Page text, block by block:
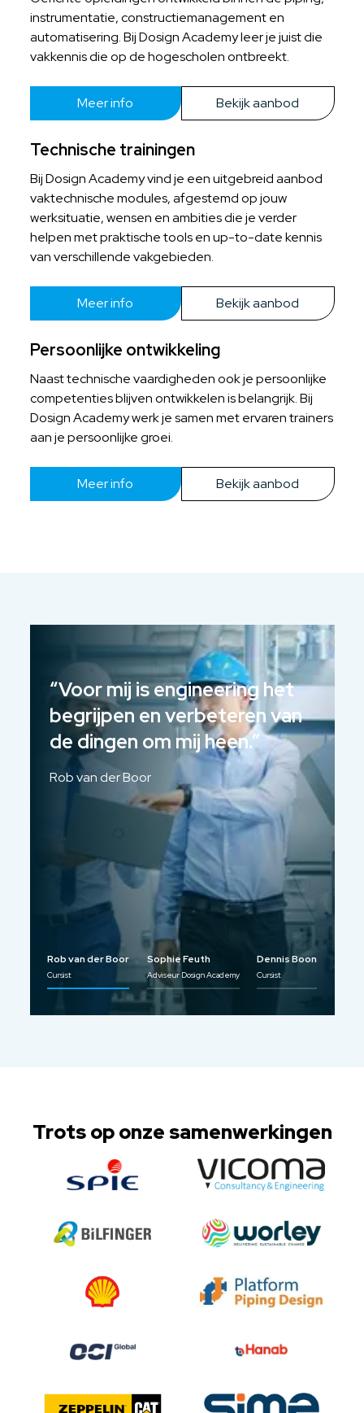
instrumentatie, constructiemanagement en
automatisering. Bij Dosign Academy leer je juist die
vakkennis die op de hogescholen ontbreekt.
Meer info Bekijk aanbod
Technische trainingen
Bij Dosign Academy vind je een uitgebreid aanbod
vaktechnische modules, afgestemd op jouw
werksituatie, wensen en ambities die je verder
helpen met praktische tools en up-to-date kennis
van verschillende vakgebieden.
Meer info Bekijk aanbod
Persoonlijke ontwikkeling
Naast technische vaardigheden ook je persoonlijke
competenties blijven ontwikkelen is belangrijk. Bij
Dosign Academy werk je samen met ervaren trainers
aan je persoonlijke groei.
Meer info Bekijk aanbod
“Voor mij is engineering het
begrijpen en verbeteren van
de dingen om mij heen.”
Rob van der Boor
Rob van der Boor
Cursist
Sophie Feuth
Adviseur Dosign Academy
Dennis Boon
Cursist
Trots op onze samenwerkingen